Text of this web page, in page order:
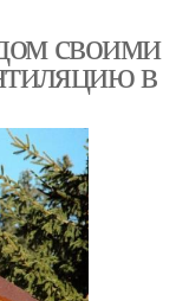
своими
в